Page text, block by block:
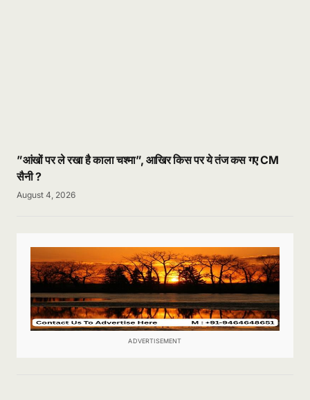
”आंखों पर ले रखा है काला चश्मा”, आखिर किस पर ये तंज कस गए CM
सैनी ?
August 4, 2026
ADVERTISEMENT